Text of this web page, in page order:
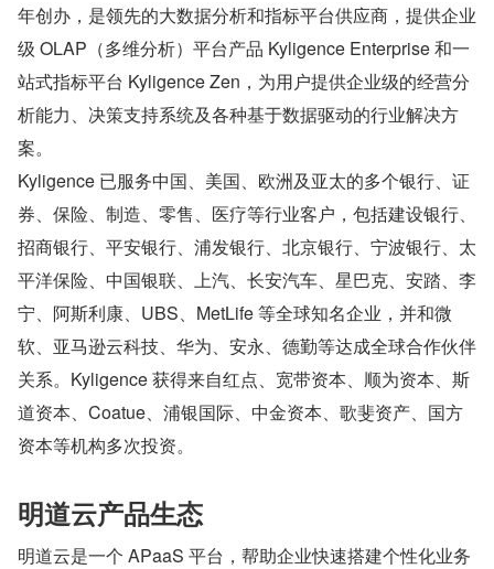
年创办，是领先的大数据分析和指标平台供应商，提供企业
级 OLAP（多维分析）平台产品 Kyligence Enterprise 和一
站式指标平台 Kyligence Zen，为用户提供企业级的经营分
析能力、决策支持系统及各种基于数据驱动的行业解决方
案。
Kyligence 已服务中国、美国、欧洲及亚太的多个银行、证
券、保险、制造、零售、医疗等行业客户，包括建设银行、
招商银行、平安银行、浦发银行、北京银行、宁波银行、太
平洋保险、中国银联、上汽、长安汽车、星巴克、安踏、李
宁、阿斯利康、UBS、MetLife 等全球知名企业，并和微
软、亚马逊云科技、华为、安永、德勤等达成全球合作伙伴
关系。Kyligence 获得来自红点、宽带资本、顺为资本、斯
道资本、Coatue、浦银国际、中金资本、歌斐资产、国方
资本等机构多次投资。
明道云产品生态
明道云是一个 APaaS 平台，帮助企业快速搭建个性化业务